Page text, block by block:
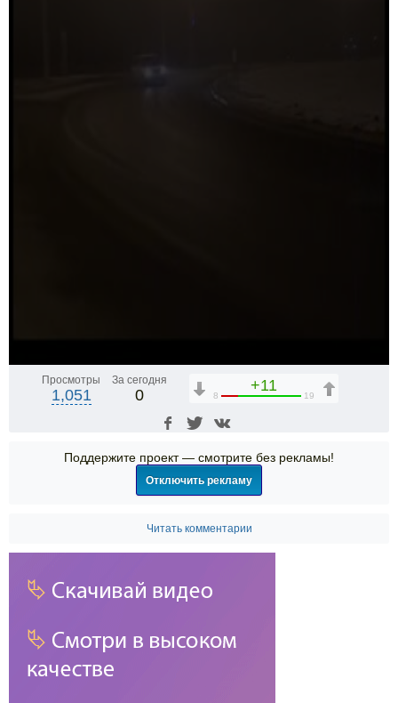
Просмотры
1,051
За сегодня
0
+11
8 19
Поддержите проект — смотрите без рекламы!
Отключить рекламу
Читать комментарии